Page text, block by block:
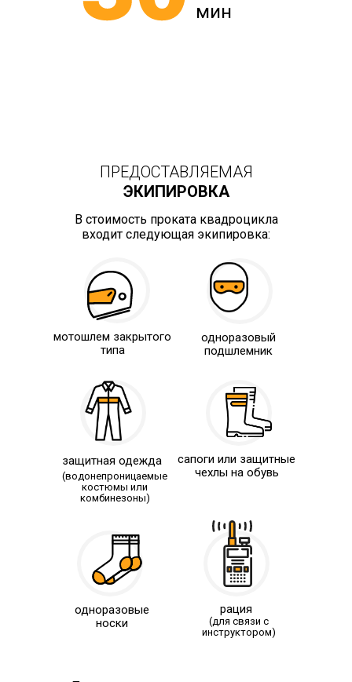
мин
ПРЕДОСТАВЛЯЕМАЯ
ЭКИПИРОВКА
В стоимость проката квадроцикла
входит следующая экипировка:
мотошлем закрытого
типа
одноразовый
подшлемник
защитная одежда
сапоги или защитные
чехлы на обувь
одноразовые
носки
рация
(водонепроницаемые
костюмы или
комбинезоны)
(для связи с
инструктором)